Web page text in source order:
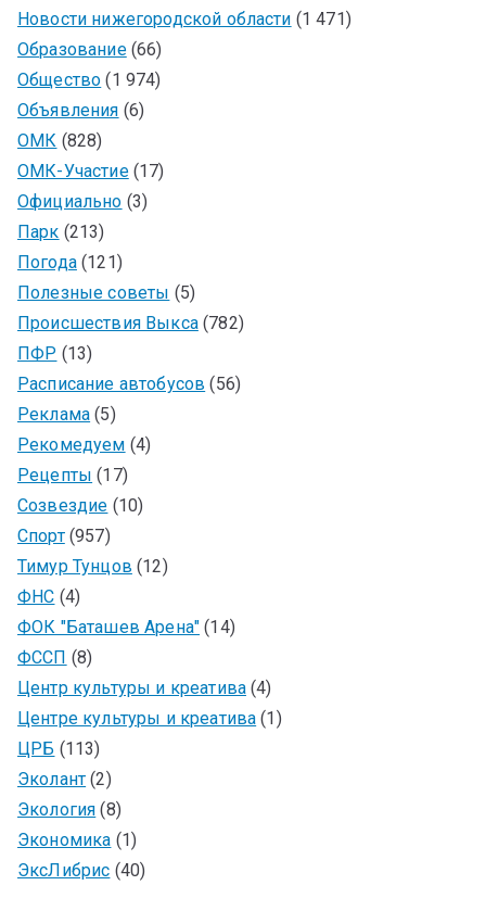
Новости нижегородской области (1 471)
Образование(66)
Общество (1 974)
Объявления (6)
ОМК (828)
ОМК-Участие(17)
Официально (3)
Парк (213)
Погода(121)
Полезные советы (5)
Происшествия Выкса(782)
ПФР (13)
Расписание автобусов (56)
Реклама (5)
Рекомедуем (4)
Рецепты (17)
Созвездие (10)
Спорт(957)
Тимур Тунцов (12)
ФНС (4)
ФОК "Баташев Арена" (14)
ФССП (8)
Центр культуры и креатива (4)
Центре культуры и креатива (1)
ЦРБ (113)
Эколант (2)
Экология (8)
Экономика (1)
ЭксЛибрис (40)